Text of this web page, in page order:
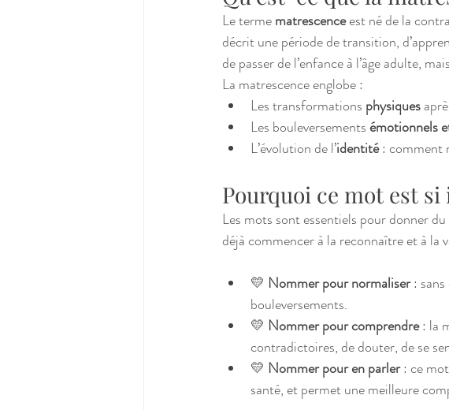
Le terme matrescence est né de la
décrit une période de transition,
de passer de l’enfance à l’âge adulte,
La matrescence englobe :
Les transformations physiques
Les bouleversements émotionnels
L’évolution de l’identité : comment
Pourquoi ce mot est
Les mots sont essentiels pour donner
déjà commencer à la reconnaître et à la
💛 Nommer pour normaliser : sans
bouleversements.
💛 Nommer pour comprendre : la
contradictoires, de douter, de se
💛 Nommer pour en parler : ce mot
santé, et permet une meilleure